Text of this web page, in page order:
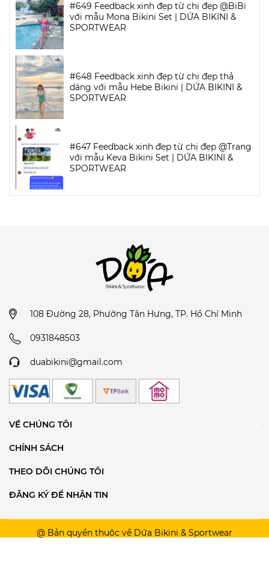
#649 Feedback xinh đẹp từ chị đẹp @BiBi
với mẫu Mona Bikini Set | DỨA BIKINI &
SPORTWEAR
#648 Feedback xinh đẹp từ chị đẹp thả
dáng với mẫu Hebe Bikini | DỨA BIKINI &
SPORTWEAR
#647 Feedback xinh đẹp từ chị đẹp @Trang
với mẫu Keva Bikini Set | DỨA BIKINI &
SPORTWEAR
108 Đường 28, Phường Tân Hưng, TP. Hồ Chí Minh
0931848503
duabikini@gmail.com
VỀ CHÚNG TÔI
CHÍNH SÁCH
THEO DÕI CHÚNG TÔI
ĐĂNG KÝ ĐỂ NHẬN TIN
@ Bản quyền thuộc về Dứa Bikini & Sportwear